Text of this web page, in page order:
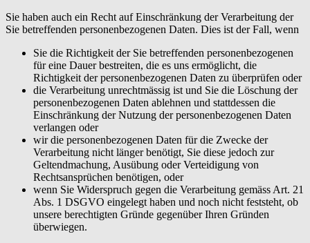
Sie haben auch ein Recht auf Einschränkung der Verarbeitung der
Sie betreffenden personenbezogenen Daten. Dies ist der Fall, wenn
Sie die Richtigkeit der Sie betreffenden personenbezogenen
für eine Dauer bestreiten, die es uns ermöglicht, die
Richtigkeit der personenbezogenen Daten zu überprüfen oder
die Verarbeitung unrechtmässig ist und Sie die Löschung der
personenbezogenen Daten ablehnen und stattdessen die
Einschränkung der Nutzung der personenbezogenen Daten
verlangen oder
wir die personenbezogenen Daten für die Zwecke der
Verarbeitung nicht länger benötigt, Sie diese jedoch zur
Geltendmachung, Ausübung oder Verteidigung von
Rechtsansprüchen benötigen, oder
wenn Sie Widerspruch gegen die Verarbeitung gemäss Art. 21
Abs. 1 DSGVO eingelegt haben und noch nicht feststeht, ob
unsere berechtigten Gründe gegenüber Ihren Gründen
überwiegen.